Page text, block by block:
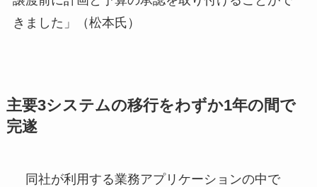
きました」（松本氏）
主要3システムの移行をわずか1年の間で
完遂
同社が利用する業務アプリケーションの中で